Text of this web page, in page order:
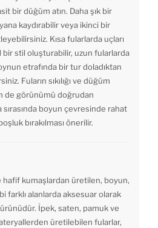
bir düğüm atın. Daha şık bir
kaydırabilir veya ikinci bir
Kısa fularlarda uçları
bir stil oluşturabilir, uzun fularlarda
etrafında bir tur doladıktan
Fuların sıkılığı ve düğüm
de görünümü doğrudan
boyun çevresinde rahat
bırakılması önerilir.
hafif kumaşlardan üretilen, boyun,
farklı alanlarda aksesuar olarak
İpek, saten, pamuk ve
üretilebilen fularlar,